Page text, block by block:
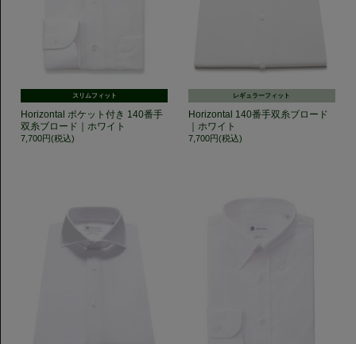
スリムフィット
Horizontal ポケット付き 140番手
双糸ブロード｜ホワイト
7,700円(税込)
レギュラーフィット
Horizontal 140番手双糸ブロード
｜ホワイト
7,700円(税込)